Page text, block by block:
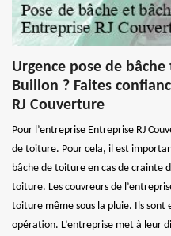
Urgence pose de
Buillon ? Faites
RJ Couverture
Pour l’entreprise Entreprise RJ
de toiture. Pour cela, il est
bâche de toiture en cas de crainte
toiture. Les couvreurs de
toiture même sous la pluie. Ils
opération. L’entreprise met à leur